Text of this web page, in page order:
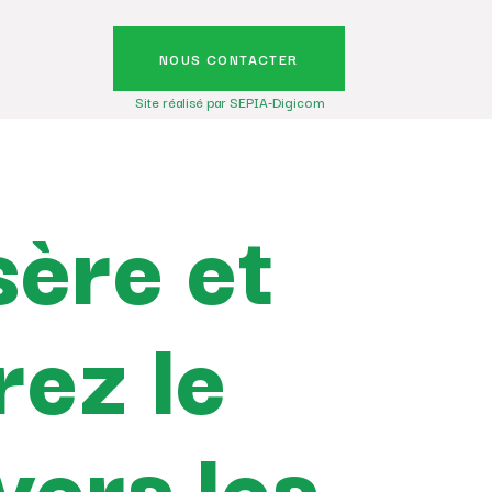
NOUS CONTACTER
Site réalisé par SEPIA-Digicom
et
le